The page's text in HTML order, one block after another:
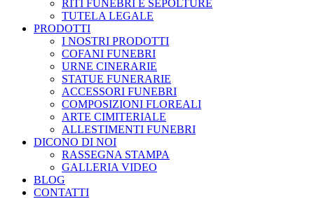
RITI FUNEBRI E SEPOLTURE
TUTELA LEGALE
PRODOTTI
I NOSTRI PRODOTTI
COFANI FUNEBRI
URNE CINERARIE
STATUE FUNERARIE
ACCESSORI FUNEBRI
COMPOSIZIONI FLOREALI
ARTE CIMITERIALE
ALLESTIMENTI FUNEBRI
DICONO DI NOI
RASSEGNA STAMPA
GALLERIA VIDEO
BLOG
CONTATTI